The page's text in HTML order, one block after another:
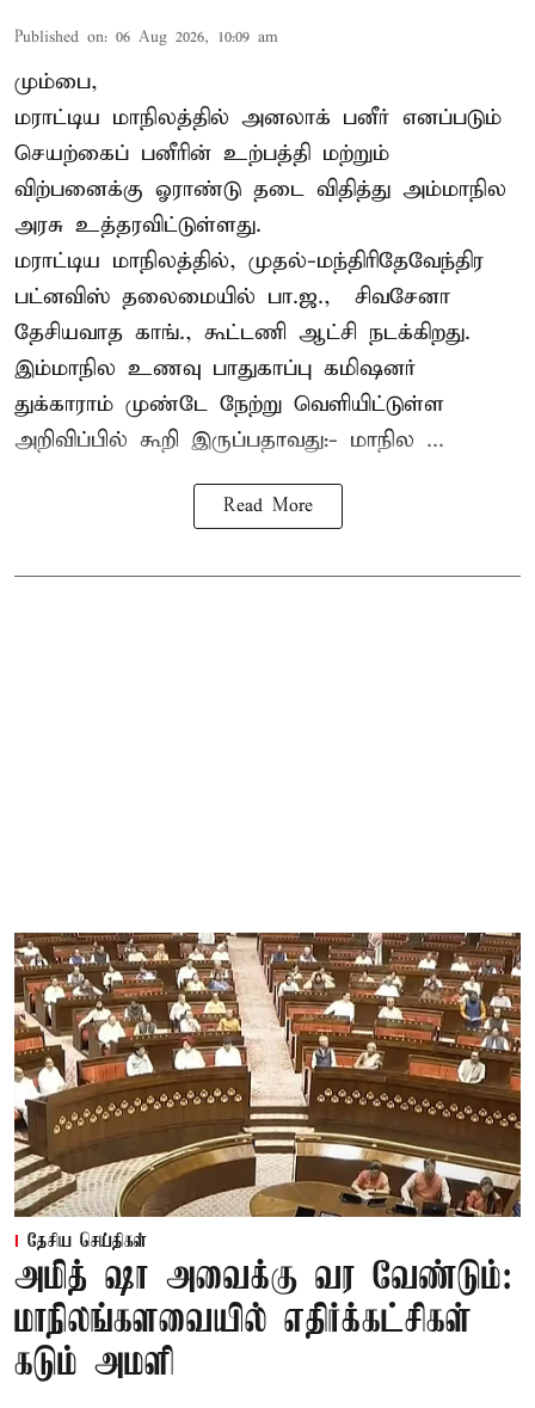
Published on: 06 Aug 2026, 10:09 am
மும்பை,
மராட்டிய மாநிலத்தில் அனலாக் பனீர் எனப்படும்
செயற்கைப் பனீரின் உற்பத்தி மற்றும்
விற்பனைக்கு ஓராண்டு தடை விதித்து அம்மாநில
அரசு உத்தரவிட்டுள்ளது.
மராட்டிய மாநிலத்தில், முதல்-மந்திரிதேவேந்திர
பட்னவிஸ் தலைமையில் பா.ஜ., – சிவசேனா –
தேசியவாத காங்., கூட்டணி ஆட்சி நடக்கிறது.
இம்மாநில உணவு பாதுகாப்பு கமிஷனர்
துக்காராம் முண்டே நேற்று வெளியிட்டுள்ள
அறிவிப்பில் கூறி இருப்பதாவது:- மாநில ...
Read More
தேசிய செய்திகள்
அமித் ஷா அவைக்கு வர வேண்டும்:
மாநிலங்களவையில் எதிர்க்கட்சிகள்
கடும் அமளி